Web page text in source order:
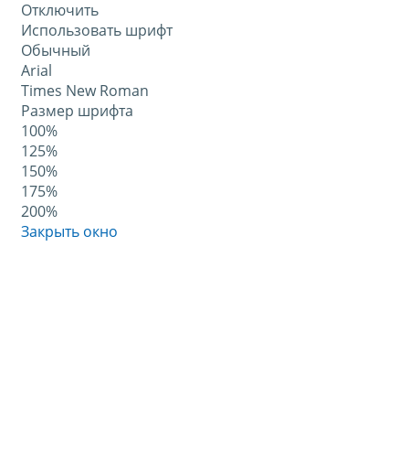
Отключить
Использовать шрифт
Обычный
Arial
Times New Roman
Размер шрифта
100%
125%
150%
175%
200%
Закрыть окно